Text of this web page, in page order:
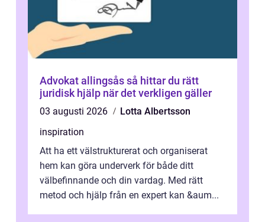
Advokat allingsås så hittar du rätt
juridisk hjälp när det verkligen gäller
03 augusti 2026
Lotta Albertsson
inspiration
Att ha ett välstrukturerat och organiserat
hem kan göra underverk för både ditt
välbefinnande och din vardag. Med rätt
metod och hjälp från en expert kan &aum...